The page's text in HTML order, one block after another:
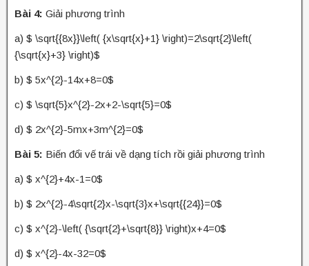
Bài 4: Giải phương trình
a) $ \sqrt{{8x}}\left( {x\sqrt{x}+1} \right)=2\sqrt{2}\left(
{\sqrt{x}+3} \right)$
b) $ 5x^{2}-14x+8=0$
c) $ \sqrt{5}x^{2}-2x+2-\sqrt{5}=0$
d) $ 2x^{2}-5mx+3m^{2}=0$
Bài 5: Biến đổi vế trái về dạng tích rồi giải phương trình
a) $ x^{2}+4x-1=0$
b) $ 2x^{2}-4\sqrt{2}x-\sqrt{3}x+\sqrt{{24}}=0$
c) $ x^{2}-\left( {\sqrt{2}+\sqrt{8}} \right)x+4=0$
d) $ x^{2}-4x-32=0$